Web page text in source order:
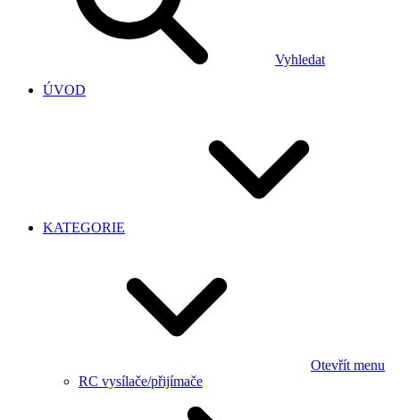
Vyhledat
ÚVOD
KATEGORIE
Otevřít menu
RC vysílače/přijímače